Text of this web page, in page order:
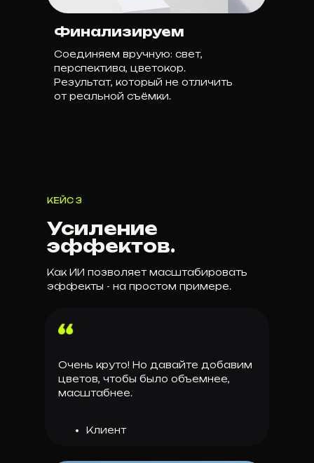
Соединяем вручную: свет,
перспектива, цветокор.
Результат, который не отличить
от реальной съёмки.
Финализируем
Усиление
эффектов.
КЕЙС 3
Как ИИ позволяет масштабировать
эффекты - на простом примере.
Очень круто! Но давайте добавим
цветов, чтобы было объемнее,
масштабнее.
Клиент